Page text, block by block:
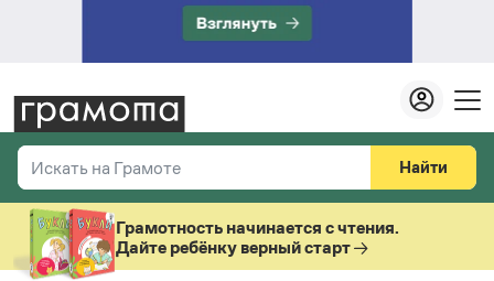
Искать на Грамоте
Справочная служба
Найти
Везде